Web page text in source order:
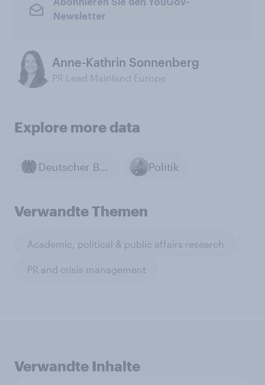
Abonnieren Sie den YouGov-
Newsletter
Anne-Kathrin Sonnenberg
PR Lead Mainland Europe
Explore more data
Deutscher Bundestag Politik
Verwandte Themen
Academic, political & public affairs research
PR and crisis management
Verwandte Inhalte